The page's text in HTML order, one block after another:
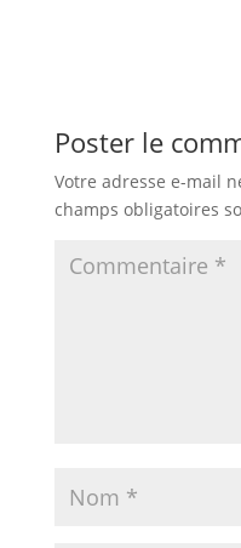
Poster le
Votre adresse e-mail
champs obligatoires